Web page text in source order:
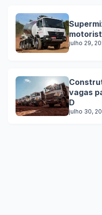
julho 29,
vagas
D
julho 30,